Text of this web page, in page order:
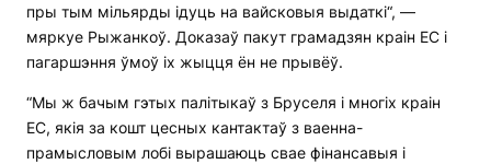
пры тым мільярды ідуць на вайсковыя выдаткі“, —
мяркуе Рыжанкоў. Доказаў пакут грамадзян краін ЕС і
пагаршэння ўмоў іх жыцця ён не прывёў.
“Мы ж бачым гэтых палітыкаў з Бруселя і многіх краін
ЕС, якія за кошт цесных кантактаў з ваенна-
прамысловым лобі вырашаюць свае фінансавыя і